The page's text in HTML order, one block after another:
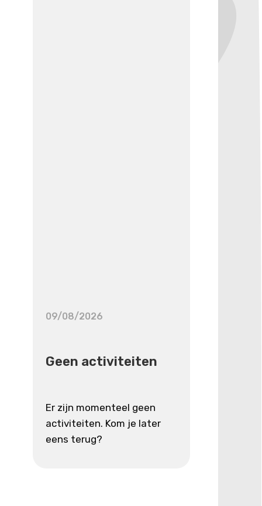
09/08/2026
Geen activiteiten
Er zijn momenteel geen
activiteiten. Kom je later
eens terug?